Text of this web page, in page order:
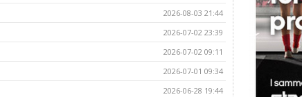
2026-08-03 21:44
2026-07-02 23:39
2026-07-02 09:11
2026-07-01 09:34
2026-06-28 19:44